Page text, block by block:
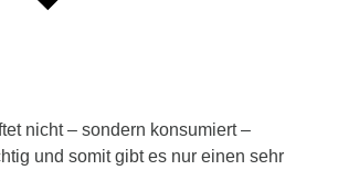
nicht – sondern konsumiert –
und somit gibt es nur einen sehr